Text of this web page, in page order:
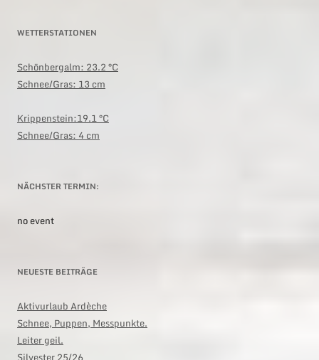
WETTERSTATIONEN
Schönbergalm: 23.2 °C
Schnee/Gras: 13 cm
Krippenstein:19.1 °C
Schnee/Gras: 4 cm
NÄCHSTER TERMIN:
no event
NEUESTE BEITRÄGE
Aktivurlaub Ardèche
Schnee, Puppen, Messpunkte.
Leiter geil.